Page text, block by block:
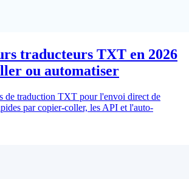
traducteurs TXT en 2026
ou automatiser
de traduction TXT pour l'envoi direct de
par copier-coller, les API et l'auto-